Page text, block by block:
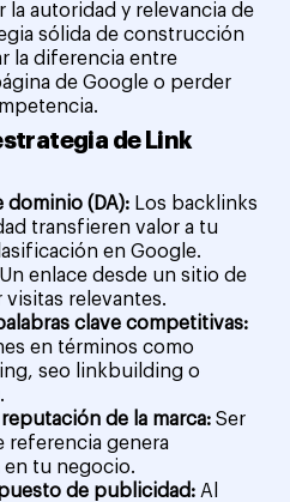
la autoridad y relevancia de
sólida de construcción
la diferencia entre
de Google o perder
de Link
dominio (DA): Los backlinks
transfieren valor a tu
en Google.
Un enlace desde un sitio de
relevantes.
clave competitivas:
en términos como
seo linkbuilding o
de la marca:Ser
referencia genera
tu negocio.
de publicidad: Al